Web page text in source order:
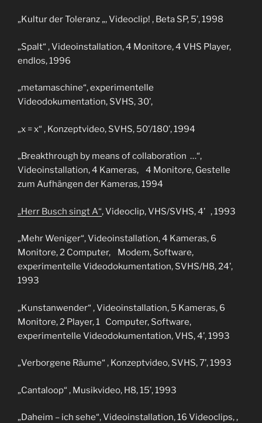
„Kultur der Toleranz „, Videoclip! , Beta SP, 5’, 1998
„Spalt“ , Videoinstallation, 4 Monitore, 4 VHS Player,
endlos, 1996
„metamaschine“, experimentelle
Videodokumentation, SVHS, 30’,
„x = x“ , Konzeptvideo, SVHS, 50’/180’, 1994
„Breakthrough by means of collaboration …“,
Videoinstallation, 4 Kameras, 4 Monitore, Gestelle
zum Aufhängen der Kameras, 1994
„Herr Busch singt A“, Videoclip, VHS/SVHS, 4’ , 1993
„Mehr Weniger“, Videoinstallation, 4 Kameras, 6
Monitore, 2 Computer, Modem, Software,
experimentelle Videodokumentation, SVHS/H8, 24’,
1993
„Kunstanwender“ , Videoinstallation, 5 Kameras, 6
Monitore, 2 Player, 1 Computer, Software,
experimentelle Videodokumentation, VHS, 4’, 1993
„Verborgene Räume“ , Konzeptvideo, SVHS, 7’, 1993
„Cantaloop“ , Musikvideo, H8, 15’, 1993
„Daheim – ich sehe“, Videoinstallation, 16 Videoclips, ,